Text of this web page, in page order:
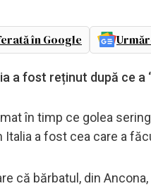
în Google
a fost reținut după ce
în timp ce golea
Italia a fost cea care a
că bărbatul, din